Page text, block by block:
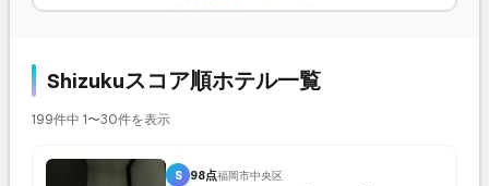
Shizukuスコア順ホテル一覧
199件中 1〜30件を表示
S 98点福岡市中央区